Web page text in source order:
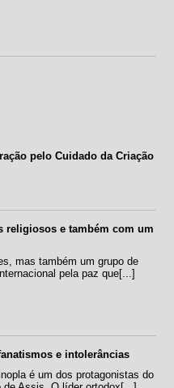
pelo Cuidado da Criação
religiosos e também com um
mas também um grupo de
pela paz que[...]
e intolerâncias
é um dos protagonistas do